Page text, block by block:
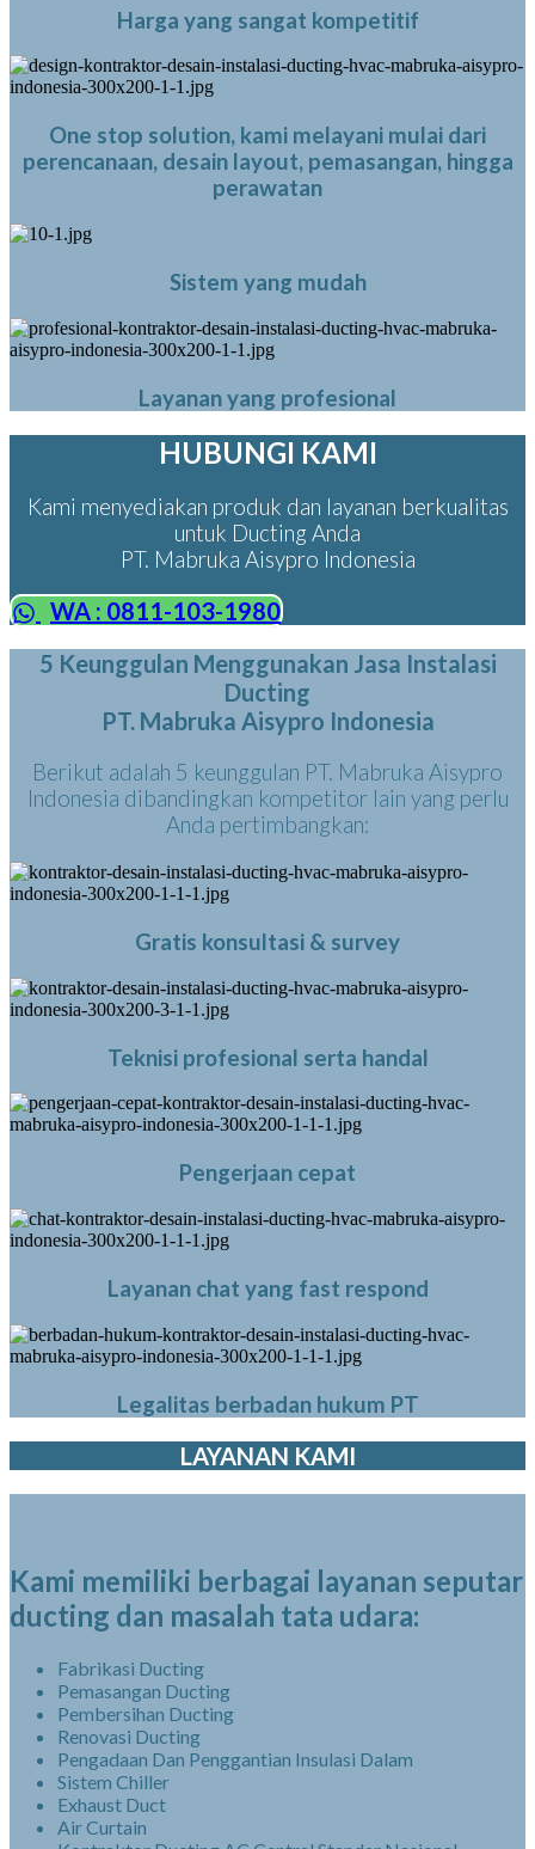
Harga yang sangat kompetitif
One stop solution, kami melayani mulai dari
perencanaan, desain layout, pemasangan, hingga
perawatan
Sistem yang mudah
Layanan yang profesional
HUBUNGI KAMI
Kami menyediakan produk dan layanan berkualitas
untuk Ducting Anda
PT. Mabruka Aisypro Indonesia
WA : 0811-103-1980
5 Keunggulan Menggunakan Jasa Instalasi
Ducting
PT. Mabruka Aisypro Indonesia
Berikut adalah 5 keunggulan PT. Mabruka Aisypro
Indonesia dibandingkan kompetitor lain yang perlu
Anda pertimbangkan:
Gratis konsultasi & survey
Teknisi profesional serta handal
Pengerjaan cepat
Layanan chat yang fast respond
Legalitas berbadan hukum PT
LAYANAN KAMI
Kami memiliki berbagai layanan seputar
ducting dan masalah tata udara:
Fabrikasi Ducting
Pemasangan Ducting
Pembersihan Ducting
Renovasi Ducting
Pengadaan Dan Penggantian Insulasi Dalam
Sistem Chiller
Exhaust Duct
Air Curtain